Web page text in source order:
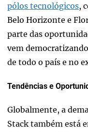
pólos tecnológicos,
Belo Horizonte e
parte das
vem
de todo o país e no
Tendências e
Globalmente, a
Stack também está